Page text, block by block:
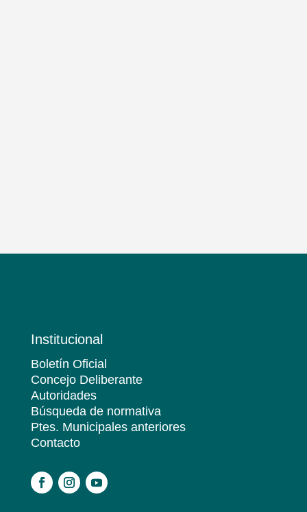
Institucional
Boletín Oficial
Concejo Deliberante
Autoridades
Búsqueda de normativa
Ptes. Municipales anteriores
Contacto